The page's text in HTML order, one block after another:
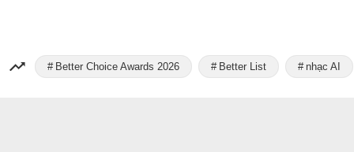
Better Choice Awards 2026 Better List nhạc AI